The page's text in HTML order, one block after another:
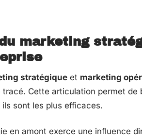
marketing
stratégique et marketing
Cette articulation permet de
sont les plus efficaces.
en amont exerce une influence